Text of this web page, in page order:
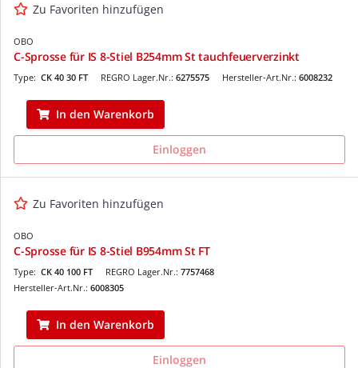
Zu Favoriten hinzufügen
OBO
C-Sprosse für IS 8-Stiel B254mm St tauchfeuerverzinkt
REGRO Lager.Nr.: 6275575
Type: CK 40 30 FT Hersteller-Art.Nr.: 6008232
In den Warenkorb
Einloggen
Zu Favoriten hinzufügen
OBO
C-Sprosse für IS 8-Stiel B954mm St FT
REGRO Lager.Nr.: 7757468
Type: CK 40 100 FT
Hersteller-Art.Nr.: 6008305
In den Warenkorb
Einloggen